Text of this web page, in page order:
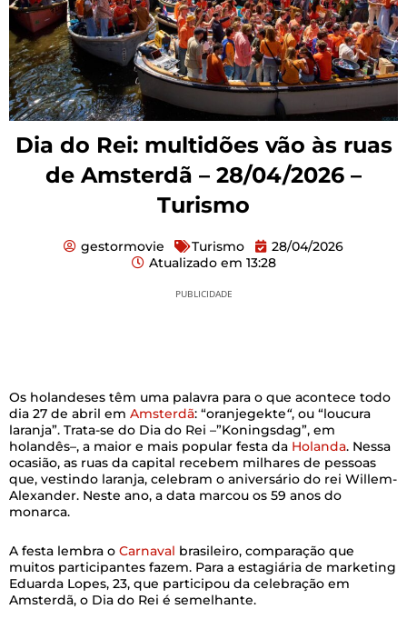
Dia do Rei: multidões vão às ruas
de Amsterdã – 28/04/2026 –
Turismo
gestormovie Turismo
28/04/2026
Atualizado em 13:28
PUBLICIDADE
Os holandeses têm uma palavra para o que acontece todo
dia 27 de abril em Amsterdã: “oranjegekte“, ou “loucura
laranja”. Trata-se do Dia do Rei –”Koningsdag”, em
holandês–, a maior e mais popular festa da Holanda. Nessa
ocasião, as ruas da capital recebem milhares de pessoas
que, vestindo laranja, celebram o aniversário do rei Willem-
Alexander. Neste ano, a data marcou os 59 anos do
monarca.
A festa lembra o Carnaval brasileiro, comparação que
muitos participantes fazem. Para a estagiária de marketing
Eduarda Lopes, 23, que participou da celebração em
Amsterdã, o Dia do Rei é semelhante.